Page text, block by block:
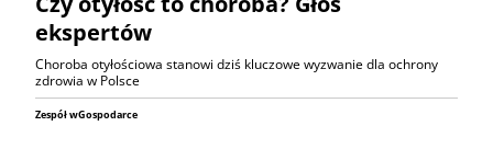
ekspertów
Choroba otyłościowa stanowi dziś kluczowe wyzwanie dla ochrony
zdrowia w Polsce
Zespół wGospodarce